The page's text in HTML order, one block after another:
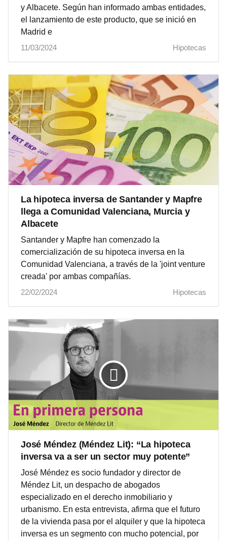
y Albacete. Según han informado ambas entidades,
el lanzamiento de este producto, que se inició en
Madrid e
11/03/2024
Hipotecas
La hipoteca inversa de Santander y Mapfre
llega a Comunidad Valenciana, Murcia y
Albacete
Santander y Mapfre han comenzado la
comercialización de su hipoteca inversa en la
Comunidad Valenciana, a través de la 'joint venture
creada' por ambas compañías.
22/02/2024
Hipotecas
José Méndez (Méndez Lit): “La hipoteca
inversa va a ser un sector muy potente”
José Méndez es socio fundador y director de
Méndez Lit, un despacho de abogados
especializado en el derecho inmobiliario y
urbanismo. En esta entrevista, afirma que el futuro
de la vivienda pasa por el alquiler y que la hipoteca
inversa es un segmento con mucho potencial, por